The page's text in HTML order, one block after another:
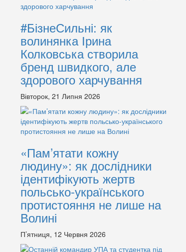
#БізнеСильні: як
волинянка Ірина
Колковська створила
бренд швидкого, але
здорового харчування
Вівторок, 21 Липня 2026
«Пам’ятати кожну
людину»: як дослідники
ідентифікують жертв
польсько-українського
протистояння не лише на
Волині
П’ятниця, 12 Червня 2026